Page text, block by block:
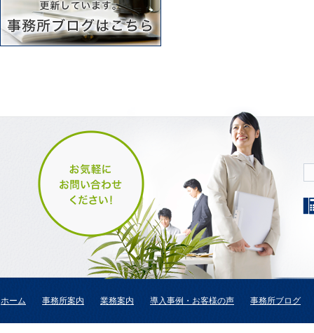
ホーム 事務所案内 業務案内 導入事例・お客様の声 事務所ブログ